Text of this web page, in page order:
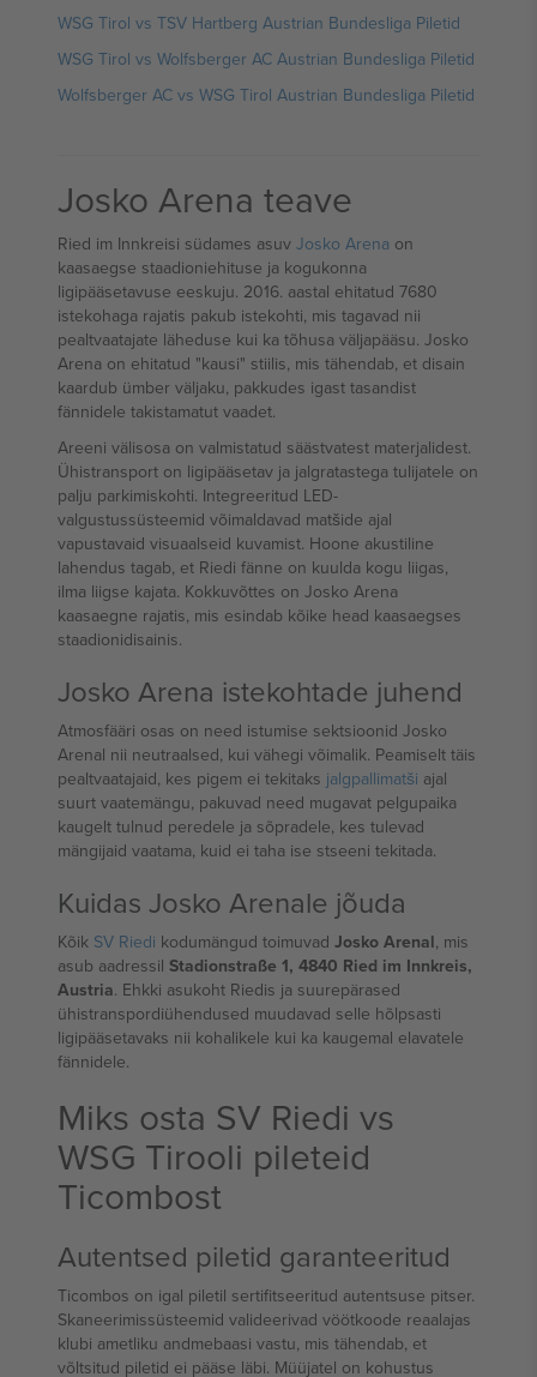
WSG Tirol vs TSV Hartberg Austrian Bundesliga Piletid
WSG Tirol vs Wolfsberger AC Austrian Bundesliga Piletid
Wolfsberger AC vs WSG Tirol Austrian Bundesliga Piletid
Josko Arena teave
Ried im Innkreisi südames asuv Josko Arena on
kaasaegse staadioniehituse ja kogukonna
ligipääsetavuse eeskuju. 2016. aastal ehitatud 7680
istekohaga rajatis pakub istekohti, mis tagavad nii
pealtvaatajate läheduse kui ka tõhusa väljapääsu. Josko
Arena on ehitatud "kausi" stiilis, mis tähendab, et disain
kaardub ümber väljaku, pakkudes igast tasandist
fännidele takistamatut vaadet.
Areeni välisosa on valmistatud säästvatest materjalidest.
Ühistransport on ligipääsetav ja jalgratastega tulijatele on
palju parkimiskohti. Integreeritud LED-
valgustussüsteemid võimaldavad matšide ajal
vapustavaid visuaalseid kuvamist. Hoone akustiline
lahendus tagab, et Riedi fänne on kuulda kogu liigas,
ilma liigse kajata. Kokkuvõttes on Josko Arena
kaasaegne rajatis, mis esindab kõike head kaasaegses
staadionidisainis.
Josko Arena istekohtade juhend
Atmosfääri osas on need istumise sektsioonid Josko
Arenal nii neutraalsed, kui vähegi võimalik. Peamiselt täis
pealtvaatajaid, kes pigem ei tekitaks jalgpallimatši ajal
suurt vaatemängu, pakuvad need mugavat pelgupaika
kaugelt tulnud peredele ja sõpradele, kes tulevad
mängijaid vaatama, kuid ei taha ise stseeni tekitada.
Kuidas Josko Arenale jõuda
Kõik SV Riedi kodumängud toimuvad Josko Arenal, mis
asub aadressil Stadionstraße 1, 4840 Ried im Innkreis,
Austria. Ehkki asukoht Riedis ja suurepärased
ühistranspordiühendused muudavad selle hõlpsasti
ligipääsetavaks nii kohalikele kui ka kaugemal elavatele
fännidele.
Miks osta SV Riedi vs
WSG Tirooli pileteid
Ticombost
Autentsed piletid garanteeritud
Ticombos on igal piletil sertifitseeritud autentsuse pitser.
Skaneerimissüsteemid valideerivad vöötkoode reaalajas
klubi ametliku andmebaasi vastu, mis tähendab, et
võltsitud piletid ei pääse läbi. Müüjatel on kohustus